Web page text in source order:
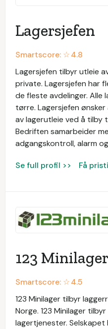
Lagersjefen
Smartscore: ☆4.8
Lagersjefen tilbyr utleie
private. Lagersjefen har
de fleste avdelinger. Alle
tørre. Lagersjefen
av lagerutleie ved å tilby
Bedriften samarbeider
adgangskontroll, alarm
Se full profil >> Få
123 Minilager
Smartscore: ☆4.5
123 Minilager tilbyr
Norge. 123 Minilager
lagertjenester. Selskapet